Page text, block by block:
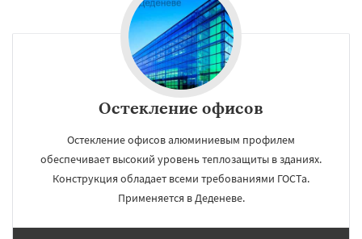
Остекление офисов
Остекление офисов алюминиевым профилем
обеспечивает высокий уровень теплозащиты в зданиях.
Конструкция обладает всеми требованиями ГОСТа.
Применяется в Деденеве.